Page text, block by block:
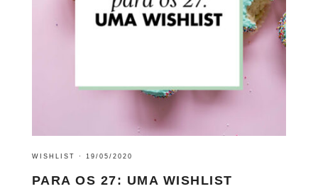
WISHLIST · 19/05/2020
PARA OS 27: UMA WISHLIST